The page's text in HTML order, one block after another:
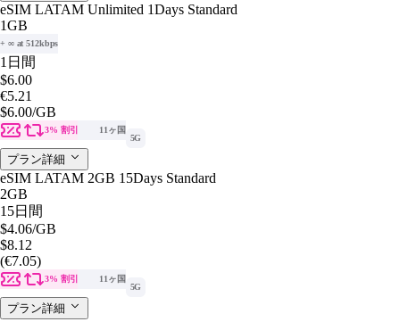
eSIM LATAM Unlimited 1Days Standard
1GB
+ ∞ at 512kbps
1日間
$6.00
€5.21
$6.00/GB
3% 割引
11ヶ国
5G
プラン詳細
eSIM LATAM 2GB 15Days Standard
2GB
15日間
$4.06/GB
$8.12
(€7.05)
3% 割引
11ヶ国
5G
プラン詳細